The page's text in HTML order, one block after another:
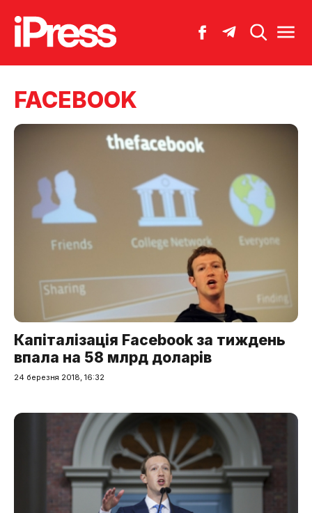
FACEBOOK
Капіталізація Facebook за тиждень
впала на 58 млрд доларів
24 березня 2018, 16:32